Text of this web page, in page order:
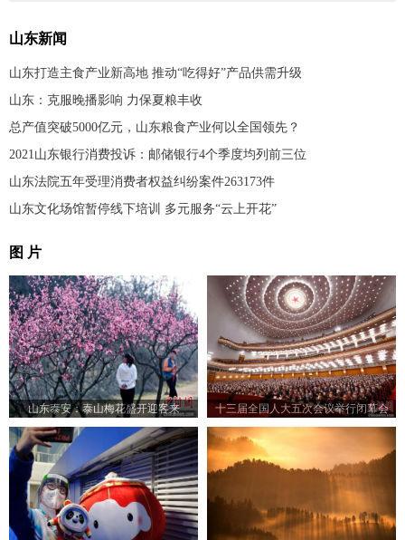
山东新闻
山东打造主食产业新高地 推动“吃得好”产品供需升级
山东：克服晚播影响 力保夏粮丰收
总产值突破5000亿元，山东粮食产业何以全国领先？
2021山东银行消费投诉：邮储银行4个季度均列前三位
山东法院五年受理消费者权益纠纷案件263173件
山东文化场馆暂停线下培训 多元服务“云上开花”
图 片
山东泰安：泰山梅花盛开迎客来 十三届全国人大五次会议举行闭幕会